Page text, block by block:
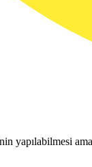
yapılabilmesi